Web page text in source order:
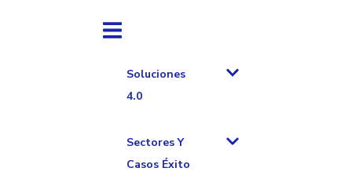
Soluciones
4.0
Sectores Y
Casos Éxito